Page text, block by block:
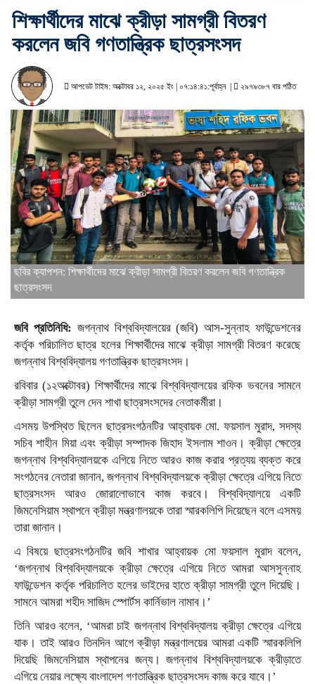
শিক্ষার্থীদের মাঝে ক্রীড়া সামগ্রী বিতরণ
করলেন জবি গণতান্ত্রিক ছাত্রসংসদ
আপডেট টাইম: অক্টোবর ১২, ২০২৫ ইং | ০৭:১৪:৪১:পূর্বাহ্ন | ২৯৭৯৩৮৭ বার পঠিত
ছবির ক্যাপশন: শিক্ষার্থীদের মাঝে ক্রীড়া সামগ্রী বিতরণ করলেন জবি গণতান্ত্রিক
ছাত্রসংসদ
জবি প্রতিনিধি: জগন্নাথ বিশ্ববিদ্যালয়ের (জবি) আস-সুন্নাহ ফাউন্ডেশনের
কর্তৃক পরিচালিত ছাত্র হলের শিক্ষার্থীদের মাঝে ক্রীড়া সামগ্রী বিতরণ করেছে
জগন্নাথ বিশ্ববিদ্যালয় গণতান্ত্রিক ছাত্রসংসদ।
রবিবার (১২অক্টোবর) শিক্ষার্থীদের মাঝে বিশ্ববিদ্যালয়ের রফিক ভবনের সামনে
ক্রীড়া সামগ্রী তুলে দেন শাখা ছাত্রসংসদের নেতাকর্মীরা।
এসময় উপস্থিত ছিলেন ছাত্রসংগঠনটির আহ্বায়ক মো. ফয়সাল মুরাদ, সদস্য
সচিব শাহীন মিয়া এবং ক্রীড়া সম্পাদক জিহাদ ইসলাম শাওন। ক্রীড়া ক্ষেত্রে
জগন্নাথ বিশ্ববিদ্যালয়কে এগিয়ে নিতে আরও কাজ করার প্রত্যয় ব্যক্ত করে
সংগঠনের নেতারা জানান, জগন্নাথ বিশ্ববিদ্যালয়কে ক্রীড়া ক্ষেত্রে এগিয়ে নিতে
ছাত্রসংসদ আরও জোরালোভাবে কাজ করবে। বিশ্ববিদ্যালয়ে একটি
জিমনেসিয়াম স্থাপনে ক্রীড়া মন্ত্রণালয়কে তারা স্মারকলিপি দিয়েছেন বলে এসময়
তারা জানান।
এ বিষয়ে ছাত্রসংগঠনটির জবি শাখার আহ্বায়ক মো ফয়সাল মুরাদ বলেন,
‘জগন্নাথ বিশ্ববিদ্যালয়কে ক্রীড়া ক্ষেত্রে এগিয়ে নিতে আমরা আসসুন্নাহ
ফাউন্ডেশন কর্তৃক পরিচালিত হলের ভাইদের হাতে ক্রীড়া সামগ্রী তুলে দিয়েছি।
সামনে আমরা শহীদ সাজিদ স্পোর্টস কার্নিভাল নামাব।’
তিনি আরও বলেন, ‘আমরা চাই জগন্নাথ বিশ্ববিদ্যালয় ক্রীড়া ক্ষেত্রে এগিয়ে
যাক। তাই আরও তিনদিন আগে ক্রীড়া মন্ত্রণালয়ের আমরা একটি স্মারকলিপি
দিয়েছি জিমনেসিয়াম স্থাপনের জন্য। জগন্নাথ বিশ্ববিদ্যালয়কে ক্রীড়াতে
এগিয়ে নেয়ার লক্ষ্যে বাংলাদেশ গণতান্ত্রিক ছাত্রসংসদ কাজ করে যাবে।’